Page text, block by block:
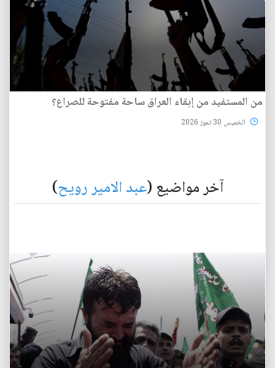
من المستفيد من إبقاء العراق ساحة مفتوحة للصراع؟
الخميس 30 تموز 2026
آخر مواضيع (عبد الامير رويح)